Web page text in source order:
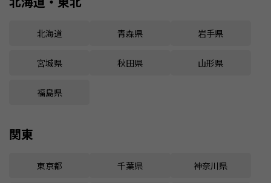
北海道 青森県 岩手県
宮城県 秋田県 山形県
福島県
関東
東京都 千葉県 神奈川県